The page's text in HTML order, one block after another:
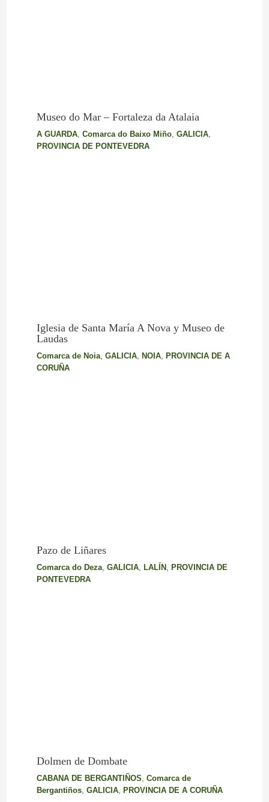
Museo do Mar – Fortaleza da Atalaia
A GUARDA, Comarca do Baixo Miño, GALICIA,
PROVINCIA DE PONTEVEDRA
Iglesia de Santa María A Nova y Museo de
Laudas
Comarca de Noia, GALICIA, NOIA, PROVINCIA DE A
CORUÑA
Pazo de Liñares
Comarca do Deza, GALICIA, LALÍN
PROVINCIA DE
PONTEVEDRA
Dolmen de Dombate
CABANA DE BERGANTIÑOS, Comarca de
Bergantiños, GALICIA, PROVINCIA DE A CORUÑA